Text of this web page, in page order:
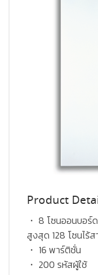
Product
・ 8 โซนออนบอร์
สูงสุด 128 โซนไร้ส
・ 16 พาร์ติชั่น
・ 200 รหัสผู้ใช้